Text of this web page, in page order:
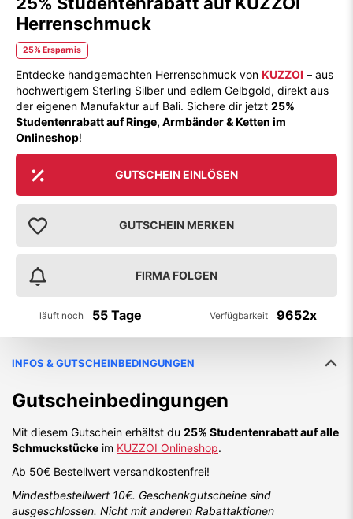
Herrenschmuck
25% Ersparnis
Entdecke handgemachten Herrenschmuck von KUZZOI – aus
hochwertigem Sterling Silber und edlem Gelbgold, direkt aus
der eigenen Manufaktur auf Bali. Sichere dir jetzt 25%
Studentenrabatt auf Ringe, Armbänder & Ketten im
Onlineshop!
GUTSCHEIN EINLÖSEN
GUTSCHEIN MERKEN
FIRMA FOLGEN
läuft noch 55 Tage Verfügbarkeit 9652x
INFOS & GUTSCHEINBEDINGUNGEN
Gutscheinbedingungen
Mit diesem Gutschein erhältst du 25% Studentenrabatt auf alle
Schmuckstücke im KUZZOI Onlineshop.
Ab 50€ Bestellwert versandkostenfrei!
Mindestbestellwert 10€. Geschenkgutscheine sind
ausgeschlossen. Nicht mit anderen Rabattaktionen